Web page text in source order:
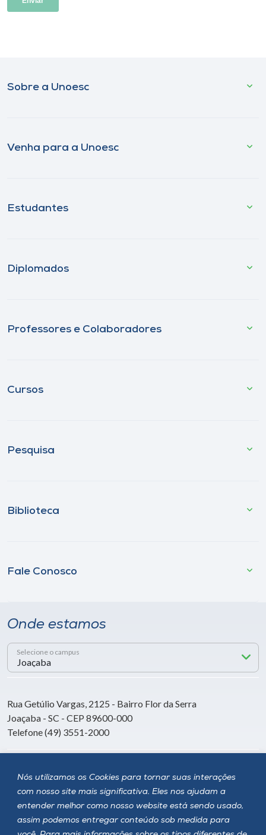
Nós utilizamos os Cookies para tornar suas interações
com nosso site mais significativa. Eles nos ajudam a
entender melhor como nosso website está sendo usado,
assim podemos entregar conteúdo sob medida para
Sobre a Unoesc
Venha para a Unoesc
Estudantes
Diplomados
Professores e Colaboradores
Cursos
Pesquisa
Biblioteca
Fale Conosco
Onde estamos
Selecione o campus
Rua Getúlio Vargas, 2125 - Bairro Flor da Serra
Joaçaba - SC - CEP 89600-000
Telefone (49) 3551-2000
Siga a Unoesc